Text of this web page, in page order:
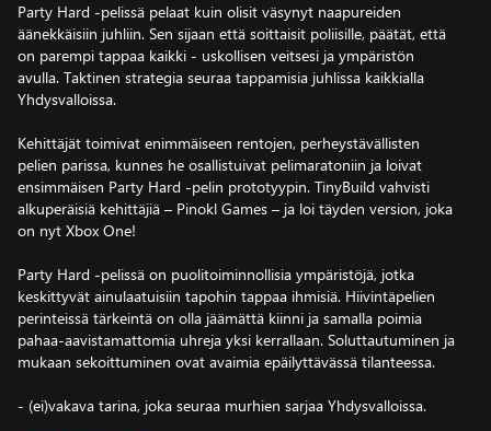
Party Hard -pelissä pelaat kuin olisit väsynyt naapureiden
äänekkäisiin juhliin. Sen sijaan että soittaisit poliisille, päätät, että
on parempi tappaa kaikki - uskollisen veitsesi ja ympäristön
avulla. Taktinen strategia seuraa tappamisia juhlissa kaikkialla
Yhdysvalloissa.
Kehittäjät toimivat enimmäiseen rentojen, perheystävällisten
pelien parissa, kunnes he osallistuivat pelimaratoniin ja loivat
ensimmäisen Party Hard -pelin prototyypin. TinyBuild vahvisti
alkuperäisiä kehittäjiä – Pinokl Games – ja loi täyden version, joka
on nyt Xbox One!
Party Hard -pelissä on puolitoiminnollisia ympäristöjä, jotka
keskittyvät ainulaatuisiin tapohin tappaa ihmisiä. Hiivintäpelien
perinteissä tärkeintä on olla jäämättä kiinni ja samalla poimia
pahaa-aavistamattomia uhreja yksi kerrallaan. Soluttautuminen ja
mukaan sekoittuminen ovat avaimia epäilyttävässä tilanteessa.
- (ei)vakava tarina, joka seuraa murhien sarjaa Yhdysvalloissa.